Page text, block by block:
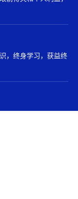
，终身学习，获益终